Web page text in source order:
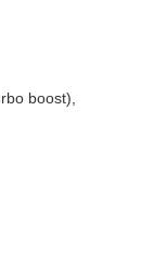
boost),